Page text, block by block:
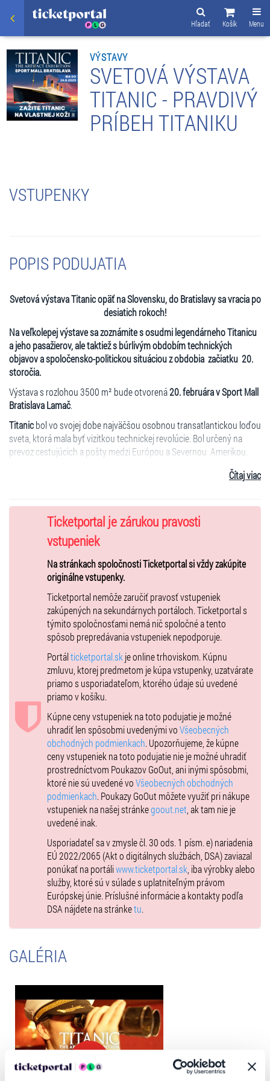
Menu
Košík
Hľadať
VÝSTAVY
SVETOVÁ VÝSTAVA
TITANIC - PRAVDIVÝ
PRÍBEH TITANIKU
VSTUPENKY
POPIS PODUJATIA
Svetová výstava Titanic opäť na Slovensku, do Bratislavy sa vracia po
desiatich rokoch!
Na veľkolepej výstave sa zoznámite s osudmi legendárneho Titanicu
a jeho pasažierov, ale taktiež s búrlivým obdobím technických
objavov a spoločensko-politickou situáciou z obdobia začiatku 20.
storočia.
Výstava s rozlohou 3500 m² bude otvorená20. februára v Sport Mall
Bratislava Lamač.
Titanicbol vo svojej dobe najväčšou osobnou transatlantickou loďou
sveta, ktorá mala byť vizitkou technickej revolúcie. Bol určený na
prevoz cestujúcich a pošty medzi Európou a Severnou Amerikou.
plavby - dňa 15. apríla 1912. V tento osudný deň zomrelo viac ako
Na exkluzívnej výstave Titanic uvidíte viac ako 200
artefaktov, ktoré boli vylovené zo slávneho vraku na dne oceánu.
Medzi exponátmi sú časti vybavenia lode, kusy nábytku, porcelán a
osobné predmety cestujúcich (šperky, kabelky a rôzne časti
oblečenia). Vďaka dokonalej rekonštrukcii kajút, strojovne či jedálne
sa stanete súčasťou skutočnej atmosféry prepychu aj biedy
legendárneho parníka. Zažijete nádheru dobových interiérov, či hluk
strojovní a následnú úzkosť pred naozajstným a reálnym nešťastím.
Práve osobné zážitky návštevníkov a veľké množstvo reálnych
exponátov zaraďuje výstavu Titanic k najobľúbenejším na celom
Každý návštevník pri vstupe na výstavu obdrží „boarding pass -
palubnú vstupenku“. Vďaka tejto vstupenke s konkrétnym menom
reálneho človeka, ktorý na Titanicu v dobe jeho katastrofy bol,
prežijete celú prehliadku výstavy tak, ako konkrétny cestujúci na
palube Titanicu.
K dispozícii bude aj zvukový sprievodca-audioguide, v ktorom si
vypočujete podrobný výklad k jednotlivým exponátom. Pre
zvedavých návštevníkov a predovšetkým pre študentov budú
pripravené špeciálne pracovné listy s názorným prehľadom všetkých
významných udalostí v politike, vede a kultúre na začiatku 20.
storočia a vedomostné kvízy.
Titanicdokonale zobrazuje historické súvislosti,
spoločenskú a politickú situáciu na Slovensku i vo svete na začiatku
20. storočia. Priblíži vám veľkú migračnú vlnu, kedy tisíce ľudí utekalo
z Európy pred chudobou a blížiacou sa I. svetovou vojnou za
vysnívaným bohatstvom do Ameriky. Je teda dokonalou sondou
nielen do útrob legendárneho Titanicu, ale predovšetkým podá
súhrnný obraz o slávnej dobe jeho vzniku.
Vstupenky na výstavu sa predávajú na presne určený dátum a čas.
dlhému čakaniu v radoch. Organizovaným skupinám – napr. školám,
vstupné, vrátane vstupu pre pedagogický sprievod zadarmo.
Rezervujte si vstupenky ešte dnes a zažite Titanic na vlastnej koži!
Otváracie hodiny na výstave:
Pondelok – Piatok 9:00-19:00
Sobota - Nedeľa 09:30-19:00
Termín výstavy:
Čítaj viac
Ticketportal je zárukou pravosti
vstupeniek
Na stránkach spoločnosti Ticketportal si vždy zakúpite
originálne vstupenky.
Ticketportal nemôže zaručiť pravosť vstupeniek
zakúpených na sekundárnych portáloch. Ticketportal s
týmito spoločnosťami nemá nič spoločné a tento
spôsob prepredávania vstupeniek nepodporuje.
Portálticketportal.sk je online trhoviskom. Kúpnu
zmluvu, ktorej predmetom je kúpa vstupenky, uzatvárate
priamo s usporiadateľom, ktorého údaje sú uvedené
priamo v košíku.
Kúpne ceny vstupeniek na toto podujatie je možné
uhradiť len spôsobmi uvedenými voVšeobecných
obchodných podmienkach. Upozorňujeme, že kúpne
ceny vstupeniek na toto podujatie nie je možné uhradiť
prostredníctvom Poukazov GoOut, ani inými spôsobmi,
ktoré nie sú uvedené voVšeobecných obchodných
podmienkach. Poukazy GoOut môžete využiť pri nákupe
vstupeniek na našej stránkegoout.net , ak tam nie je
uvedené inak.
Usporiadateľ sa v zmysle čl. 30 ods. 1 písm. e) nariadenia
EÚ 2022/2065 (Akt o digitálnych službách, DSA) zaviazal
ponúkať na portáliwww.ticketportal.sk , iba výrobky alebo
služby, ktoré sú v súlade s uplatniteľným právom
Európskej únie. Príslušné informácie a kontakty podľa
DSA nájdete na stránketu.
GALÉRIA